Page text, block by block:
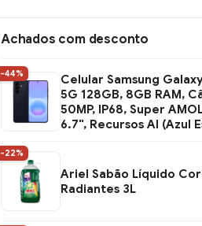
Achados com desconto
-44%
Celular Samsung
5G 128GB, 8GB RAM,
50MP, IP68, Super
6.7", Recursos AI (Azul
-22%
Ariel Sabão Líquido
Radiantes 3L